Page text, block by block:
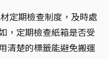
定期檢查制度，及時處
，定期檢查紙箱是否受
清楚的標籤能避免搬運